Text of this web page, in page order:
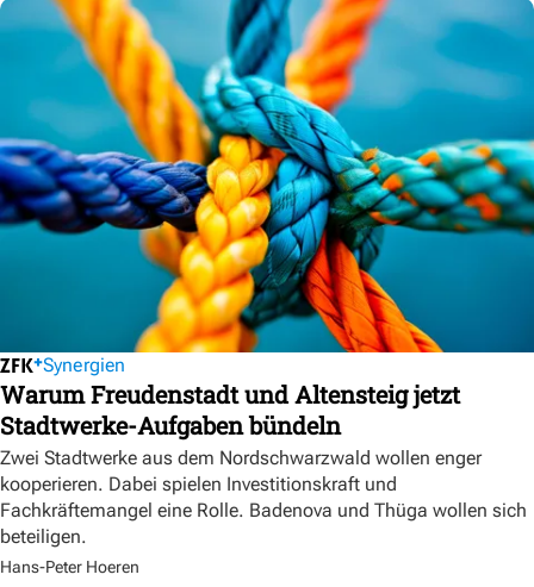
Synergien
Warum Freudenstadt und Altensteig jetzt
Stadtwerke-Aufgaben bündeln
Zwei Stadtwerke aus dem Nordschwarzwald wollen enger
kooperieren. Dabei spielen Investitionskraft und
Fachkräftemangel eine Rolle. Badenova und Thüga wollen sich
beteiligen.
Hans-Peter Hoeren